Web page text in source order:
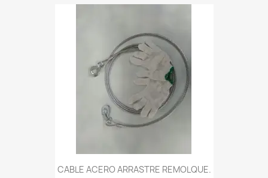
CABLE ACERO ARRASTRE REMOLQUE.